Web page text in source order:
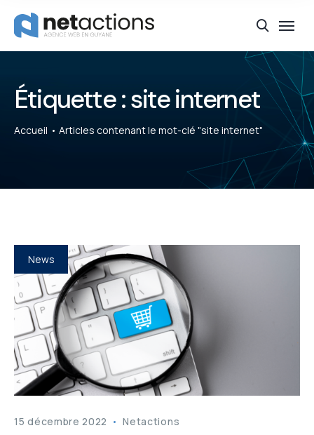
Étiquette :site internet
Accueil Articles contenant le mot-clé "site internet"
News
15 décembre 2022 Netactions